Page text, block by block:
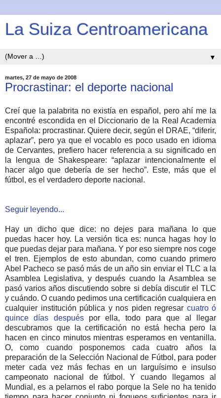
La Suiza Centroamericana
▼
martes, 27 de mayo de 2008
Procrastinar: el deporte nacional
Creí que la palabrita no existía en español, pero ahí me la
encontré escondida en el Diccionario de la Real Academia
Española: procrastinar. Quiere decir, según el DRAE, “diferir,
aplazar”, pero ya que el vocablo es poco usado en idioma
de Cervantes, prefiero hacer referencia a su significado en
la lengua de Shakespeare: “aplazar intencionalmente el
hacer algo que debería de ser hecho”. Este, más que el
fútbol, es el verdadero deporte nacional.
Seguir leyendo...
Hay un dicho que dice: no dejes para mañana lo que
puedas hacer hoy. La versión tica es: nunca hagas hoy lo
que puedas dejar para mañana. Y por eso siempre nos coge
el tren. Ejemplos de esto abundan, como cuando primero
Abel Pacheco se pasó más de un año sin enviar el TLC a la
Asamblea Legislativa, y después cuando la Asamblea se
pasó varios años discutiendo sobre si debía discutir el TLC
y cuándo. O cuando pedimos una certificación cualquiera en
cualquier institución pública y nos piden regresar cuatro ó
quince días despuéspor ella, todo para que al llegar
descubramos que la certificación no está hecha pero la
hacen en cinco minutos mientras esperamos en ventanilla.
O, como cuando posponemos cada cuatro años la
preparación de la Selección Nacional de Fútbol, para poder
meter cada vez más fechas en un larguísimo e insulso
campeonato nacional de fútbol. Y cuando llegamos al
Mundial, es a pelarnos el rabo porque la Sele no ha tenido